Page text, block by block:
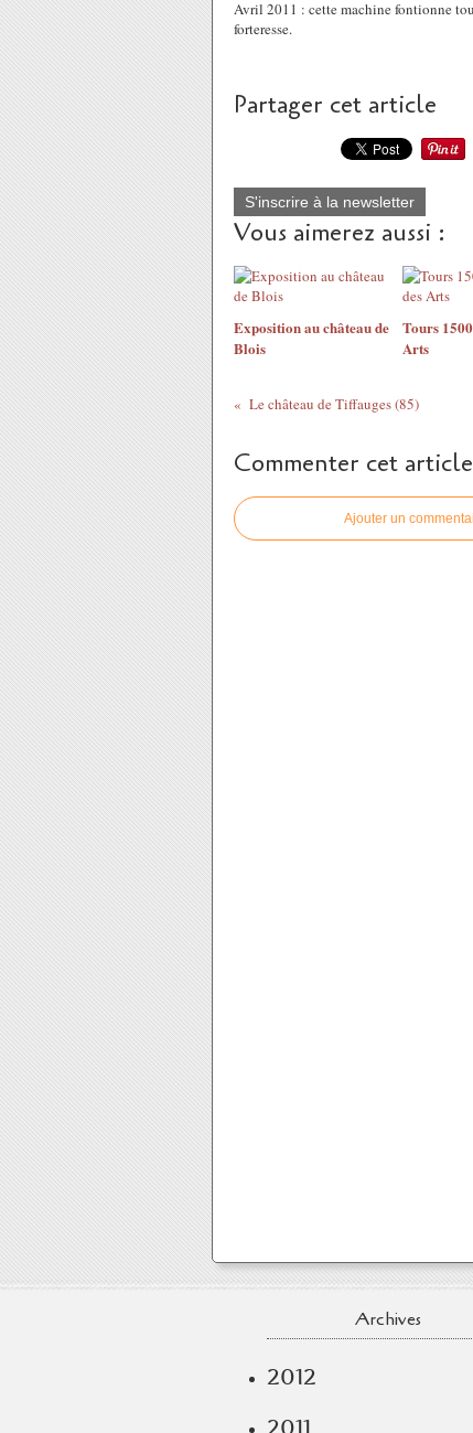
Avril 2011 : cette machine fontionne
forteresse.
Partager cet article
S'inscrire à la newsletter
Vous aimerez aussi :
Exposition au château de
Blois
Tours
Arts
Le château de Tiffauges (85)
Commenter cet article
Ajouter un
Archives
2012
2011